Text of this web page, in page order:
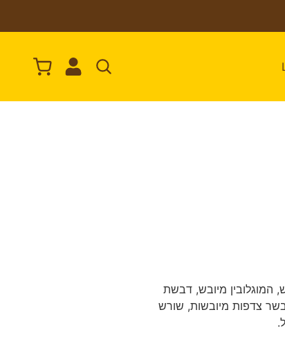
המוגלובין מיובש, דבשת
בשר צדפות מיובשות, שורש